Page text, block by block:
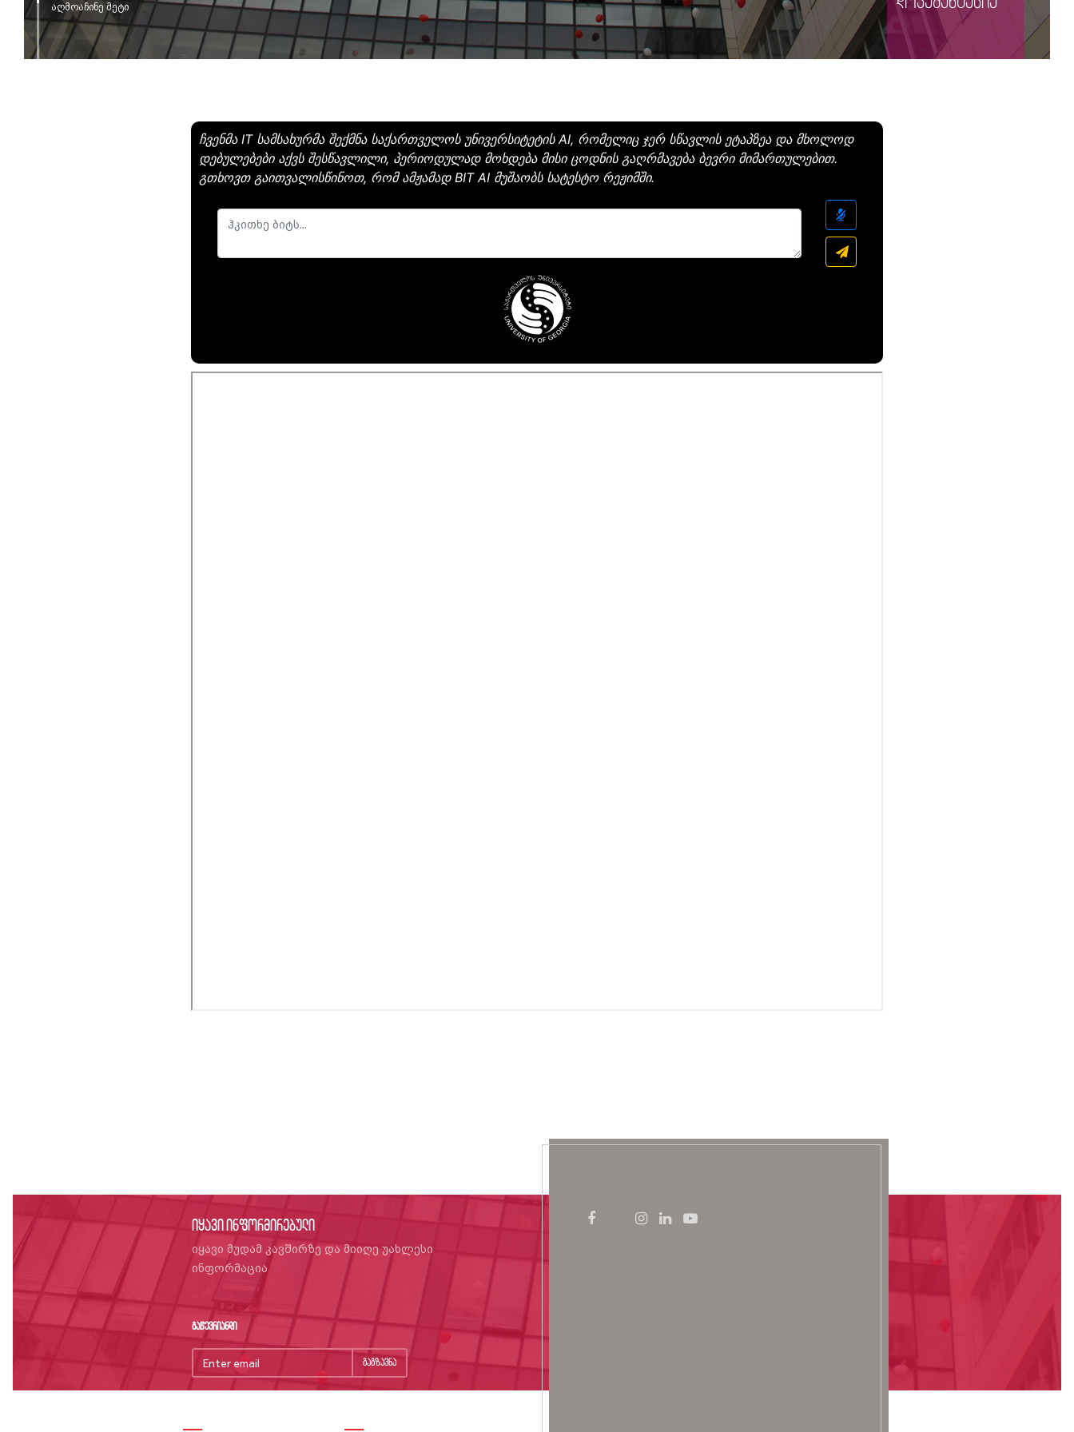
აღმოაჩინე მეტი
ჩვენმა IT სამსახურმა შექმნა საქართველოს უნივერსიტეტის AI, რომელიც ჯერ სწავლის ეტაპზეა და მხოლოდ
დებულებები აქვს შესწავლილი, პერიოდულად მოხდება მისი ცოდნის გაღრმავება ბევრი მიმართულებით.
გთხოვთ გაითვალისწინოთ, რომ ამჟამად BIT AI მუშაობს სატესტო რეჟიმში.
იყავი ინფორმირებული
იყავი მუდამ კავშირზე და მიიღე უახლესი
ინფორმაცია
გაწევრიანდი
გაგზავნა